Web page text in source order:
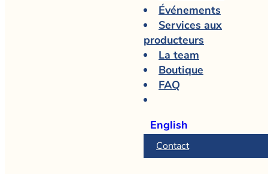
Événements
Services aux
producteurs
La team
Boutique
FAQ
English
Contact